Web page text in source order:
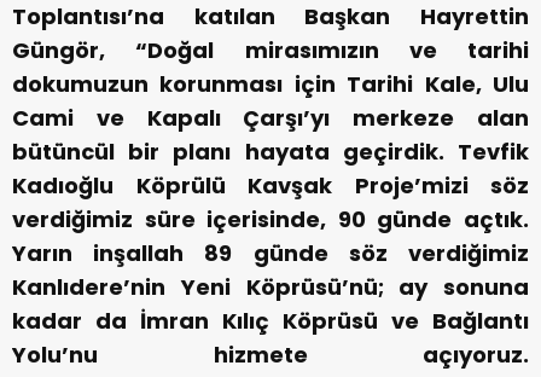
Toplantısı’na katılan Başkan Hayrettin
Güngör, “Doğal mirasımızın ve tarihi
dokumuzun korunması için Tarihi Kale, Ulu
Cami ve Kapalı Çarşı’yı merkeze alan
bütüncül bir planı hayata geçirdik. Tevfik
Kadıoğlu Köprülü Kavşak Proje’mizi söz
verdiğimiz süre içerisinde, 90 günde açtık.
Yarın inşallah 89 günde söz verdiğimiz
Kanlıdere’nin Yeni Köprüsü’nü; ay sonuna
kadar da İmran Kılıç Köprüsü ve Bağlantı
Yolu’nu hizmete açıyoruz.